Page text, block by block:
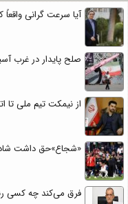
آیا سرعت گرانی
صلح پایدار در غرب
از نیمکت تیم ملی
«شجاع»حق داشت
فرق می‌کند چه کسی